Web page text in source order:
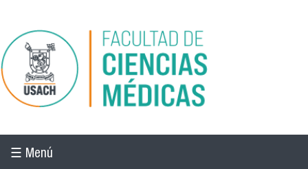
Pasar al contenido principal
☰ Menú